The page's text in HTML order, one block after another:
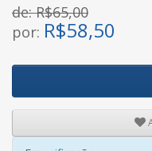
de: R$65,00
por: R$58,50